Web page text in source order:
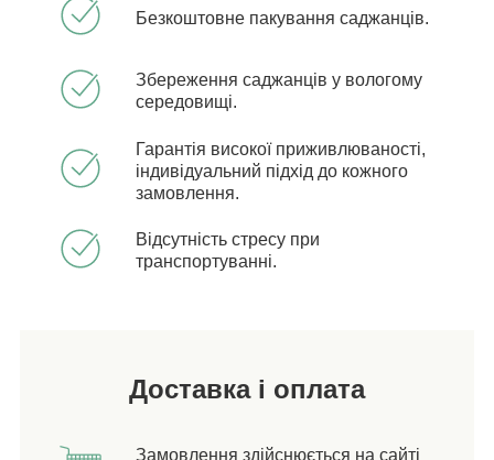
Безкоштовне пакування саджанців.
Збереження саджанців у вологому
середовищі.
Гарантія високої приживлюваності,
індивідуальний підхід до кожного
замовлення.
Відсутність стресу при
транспортуванні.
Доставка і оплата
Замовлення здійснюється на сайті